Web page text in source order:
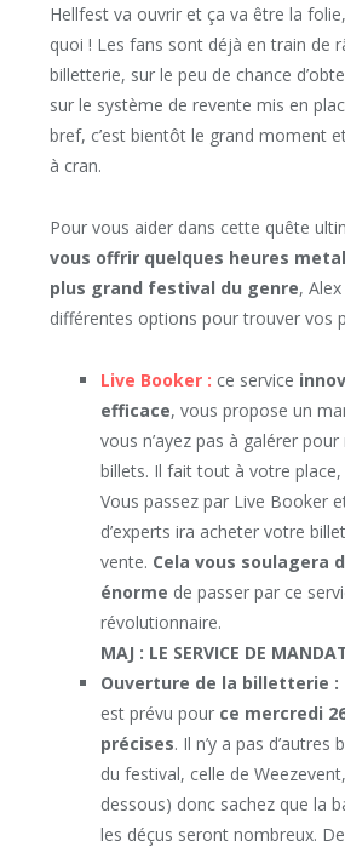
Hellfest va ouvrir et ça va être la
quoi ! Les fans sont déjà en train de
billetterie, sur le peu de chance
sur le système de revente mis en
bref, c’est bientôt le grand moment
à cran.
Pour vous aider dans cette quête
vous offrir quelques heures
plus grand festival du genre,
différentes options pour trouver vos
Live Booker : ce service
efficace, vous propose un
vous n’ayez pas à galérer
billets. Il fait tout à votre
Vous passez par Live Booker
d’experts ira acheter votre
vente. Cela vous soulagera
énorme de passer par ce
révolutionnaire.
MAJ : LE SERVICE DE
Ouverture de la billetterie :
est prévu pour ce mercredi
précises. Il n’y a pas
du festival, celle de
dessous) donc sachez que la
les déçus seront nombreux.